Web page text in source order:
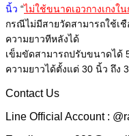
นิ้ว “ไม่ใช้ขนาดเอวกางเกงใ
กรณีไม่มีสายวัดสามารถใช้เ
ความยาวทีหลังได้
เข็มขัดสามารถปรับขนาดได้
ความยาวได้ตั้งแต่ 30 นิ้ว ถึง
Contact Us
Line Official Account :